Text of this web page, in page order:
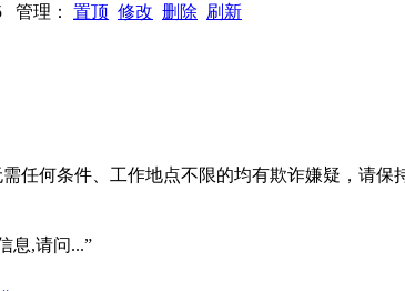
管理： 置顶 修改 删除 刷新
任何条件、工作地点不限的均有欺诈嫌疑，请保
息,请问...”